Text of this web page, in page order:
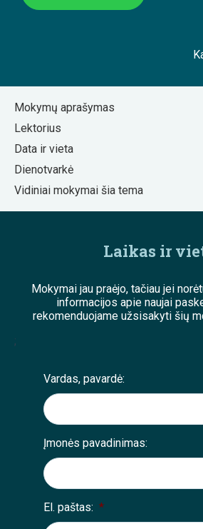
Mokymų aprašymas
Lektorius
Data ir vieta
Dienotvarkė
Vidiniai mokymai šia tema
Laikas ir
Mokymai jau praėjo, tačiau jei
informacijos apie naujai
rekomenduojame užsisakyti šių
;
Vardas, pavardė:
Įmonės pavadinimas:
El. paštas: *